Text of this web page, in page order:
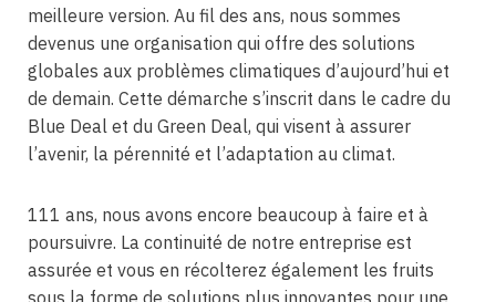
meilleure version. Au fil des ans, nous sommes
devenus une organisation qui offre des solutions
globales aux problèmes climatiques d’aujourd’hui et
de demain. Cette démarche s’inscrit dans le cadre du
Blue Deal et du Green Deal, qui visent à assurer
l’avenir, la pérennité et l’adaptation au climat.
111 ans, nous avons encore beaucoup à faire et à
poursuivre. La continuité de notre entreprise est
assurée et vous en récolterez également les fruits
sous la forme de solutions plus innovantes pour une